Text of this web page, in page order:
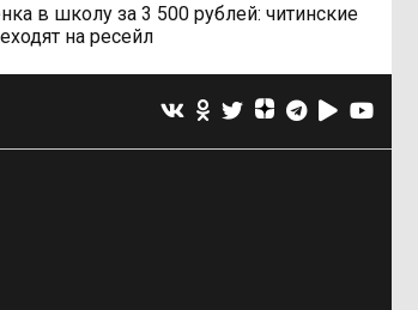
в школу за 3 500 рублей: читинские
на ресейл